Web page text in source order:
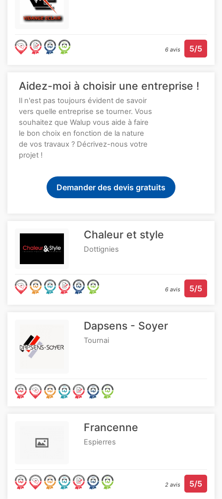
6 avis 5/5
Aidez-moi à choisir une entreprise !
Il n'est pas toujours évident de savoir
vers quelle entreprise se tourner. Vous
souhaitez que Walup vous aide à faire
le bon choix en fonction de la nature
de vos travaux ? Décrivez-nous votre
projet !
Demander des devis gratuits
Chaleur et style
Dottignies
6 avis 5/5
Dapsens - Soyer
Tournai
Francenne
Espierres
2 avis 5/5